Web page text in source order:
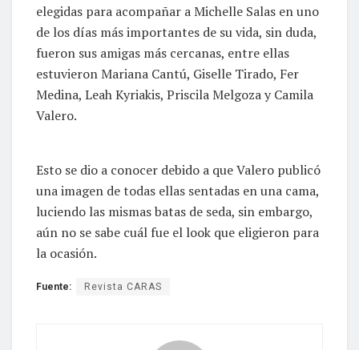
elegidas para acompañar a Michelle Salas en uno
de los días más importantes de su vida, sin duda,
fueron sus amigas más cercanas, entre ellas
estuvieron Mariana Cantú, Giselle Tirado, Fer
Medina, Leah Kyriakis, Priscila Melgoza y Camila
Valero.
Esto se dio a conocer debido a que Valero publicó
una imagen de todas ellas sentadas en una cama,
luciendo las mismas batas de seda, sin embargo,
aún no se sabe cuál fue el look que eligieron para
la ocasión.
Fuente: Revista CARAS